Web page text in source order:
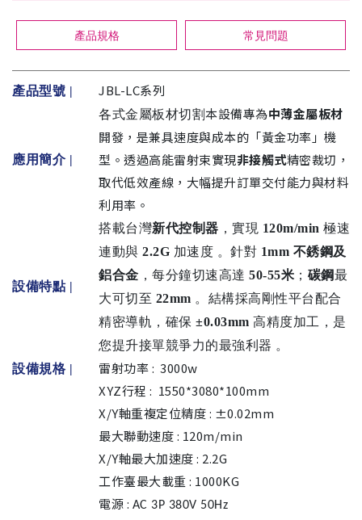
產品規格 常見問題
產品型號 | JBL-LC系列
應用簡介 |
各式金屬板材切割本設備專為中薄金屬板材
開發，是兼具速度與成本的「黃金功率」機
型。透過高能雷射束實現非接觸式精密裁切，
取代低效產線，大幅提升訂單交付能力與材料
利用率。
設備特點 |
搭載台灣新代控制器 ，實現 120m/min 極速
連動與 2.2G 加速度 。針對 1mm 不銹鋼及
鋁合金 ，每分鐘切速高達 50-55米 ； 碳鋼最
大可切至 22mm 。結構採高剛性平台配合
精密導軌，確保 ±0.03mm 高精度加工，是
您提升接單競爭力的最強利器 。
設備規格 |
雷射功率 : 3000w
XYZ行程 : 1550*3080*100mm
X/Y軸重複定位精度 : ±0.02mm
最大聯動速度 : 120m/min
X/Y軸最大加速度 : 2.2G
工作臺最大載重 : 1000KG
電源 : AC 3P 380V 50Hz